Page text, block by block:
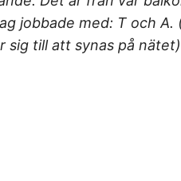
jobbade med: T och A.
sig till att synas på nätet)